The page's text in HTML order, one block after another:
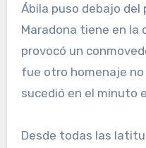
Ábila puso debajo del
Maradona tiene en la
provocó un
fue otro homenaje
sucedió en el minuto
Desde todas las